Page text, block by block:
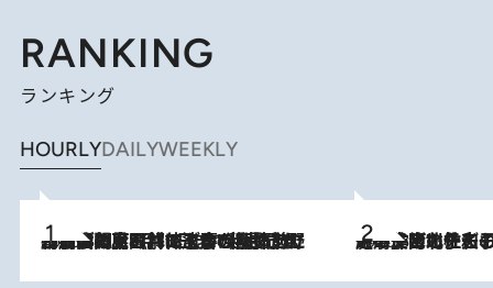
RANKING
ランキング
HOURLYDAILYWEEKLY
2026.8.8
「最後に見られてよかった」上野動物園の東園パンダ舎が解体前に特別公開。8月16日まで延長されたパネル展と共に辿る“半世紀”のパンダ飼育《解体工事の図面あり》 2026.8.3
《「文士の子ども被害者の会」発足！》阿川佐和子（72）が語る遠藤周作に北杜夫、劇作家・矢代静一の子どもたちの“文豪プライベート事件簿”